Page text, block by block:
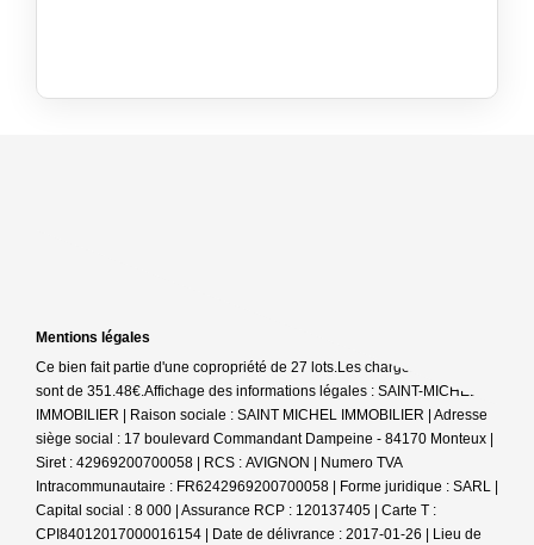
Mentions légales
Ce bien fait partie d'une copropriété de 27 lots.Les charges annuelles
sont de 351.48€.Affichage des informations légales : SAINT-MICHEL
IMMOBILIER | Raison sociale : SAINT MICHEL IMMOBILIER | Adresse
siège social : 17 boulevard Commandant Dampeine - 84170 Monteux |
Siret : 42969200700058 | RCS : AVIGNON | Numero TVA
Intracommunautaire : FR6242969200700058 | Forme juridique : SARL |
Capital social : 8 000 | Assurance RCP : 120137405 | Carte T :
CPI84012017000016154 | Date de délivrance : 2017-01-26 | Lieu de